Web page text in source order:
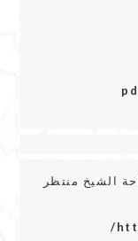
الشيخ منتظر